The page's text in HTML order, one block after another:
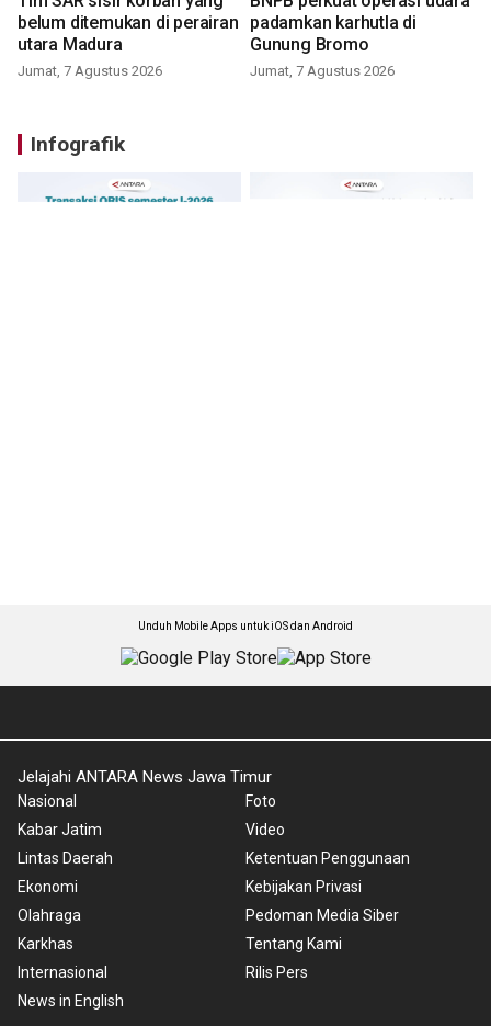
belum ditemukan di perairan
utara Madura
Jumat, 7 Agustus 2026
padamkan karhutla di
Gunung Bromo
Jumat, 7 Agustus 2026
Infografik
Unduh Mobile Apps untuk iOS dan Android
Jelajahi ANTARA News Jawa Timur
Nasional
Kabar Jatim
Lintas Daerah
Ekonomi
Olahraga
Karkhas
Internasional
News in English
Foto
Video
Ketentuan Penggunaan
Kebijakan Privasi
Pedoman Media Siber
Tentang Kami
Rilis Pers